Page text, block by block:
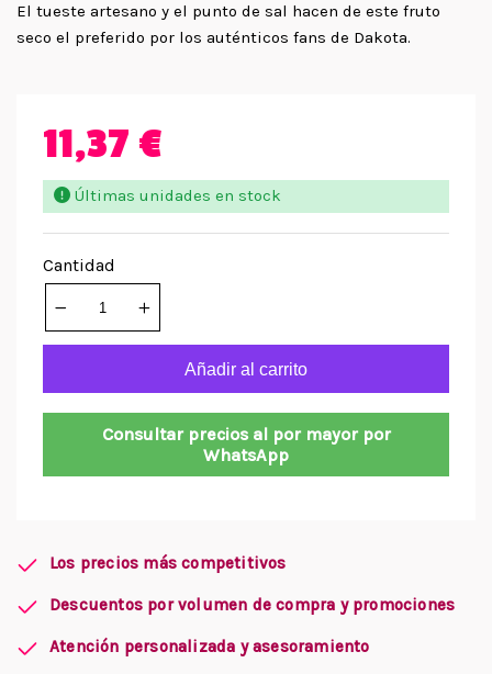
El tueste artesano y el punto de sal hacen de este fruto
seco el preferido por los auténticos fans de Dakota.
11,37 €
Últimas unidades en stock
Cantidad
Añadir al carrito
Consultar precios al por mayor por
WhatsApp
Los precios más competitivos
Descuentos por volumen de compra y promociones
Atención personalizada y asesoramiento